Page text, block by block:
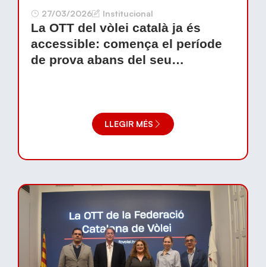
27/03/2026 Institucional
La OTT del vòlei català ja és
accessible: comença el període
de prova abans del seu
LLEGIR MÉS